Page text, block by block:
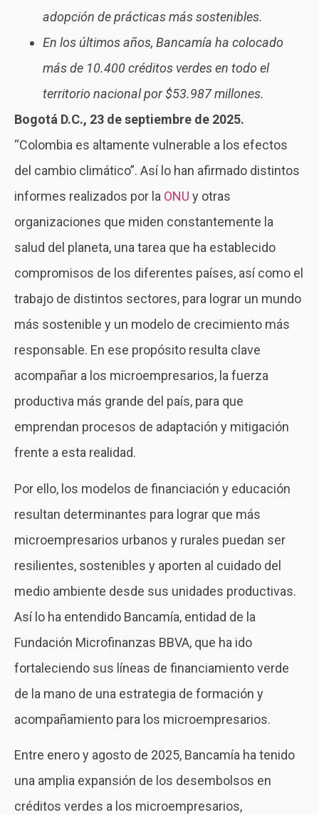
adopción de prácticas más sostenibles.
En los últimos años, Bancamía ha colocado
más de 10.400 créditos verdes en todo el
territorio nacional por $53.987 millones.
Bogotá D.C., 23 de septiembre de 2025.
“Colombia es altamente vulnerable a los efectos
del cambio climático”. Así lo han afirmado distintos
informes realizados por la ONU y otras
organizaciones que miden constantemente la
salud del planeta, una tarea que ha establecido
compromisos de los diferentes países, así como el
trabajo de distintos sectores, para lograr un mundo
más sostenible y un modelo de crecimiento más
responsable. En ese propósito resulta clave
acompañar a los microempresarios, la fuerza
productiva más grande del país, para que
emprendan procesos de adaptación y mitigación
frente a esta realidad.
Por ello, los modelos de financiación y educación
resultan determinantes para lograr que más
microempresarios urbanos y rurales puedan ser
resilientes, sostenibles y aporten al cuidado del
medio ambiente desde sus unidades productivas.
Así lo ha entendido Bancamía, entidad de la
Fundación Microfinanzas BBVA, que ha ido
fortaleciendo sus líneas de financiamiento verde
de la mano de una estrategia de formación y
acompañamiento para los microempresarios.
Entre enero y agosto de 2025, Bancamía ha tenido
una amplia expansión de los desembolsos en
créditos verdes a los microempresarios,